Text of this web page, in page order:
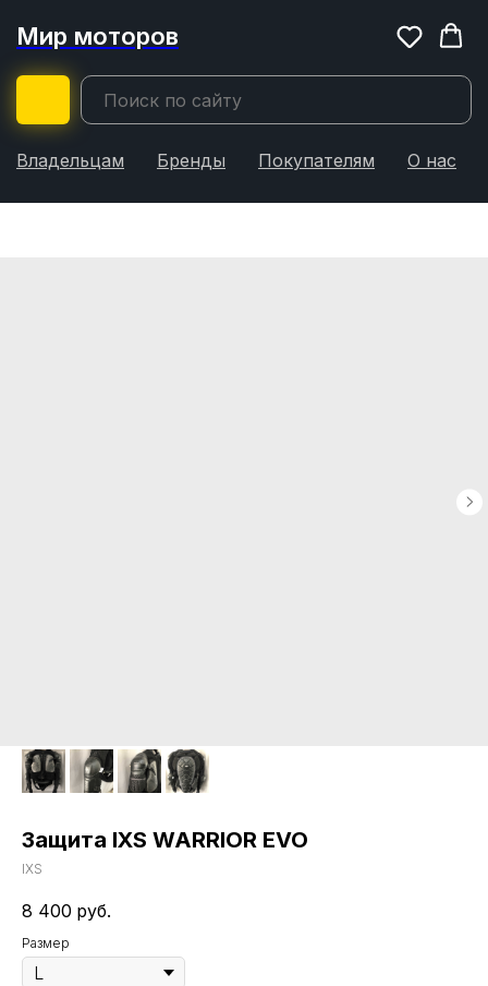
Мир моторов
Владельцам Бренды Покупателям О нас
Защита IXS WARRIOR EVO
IXS
8 400 руб.
Размер